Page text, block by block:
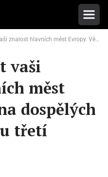
měst Evropy. Většina dospělých zaváhá hned u třetí otázky
vaši
měst
dospělých
třetí